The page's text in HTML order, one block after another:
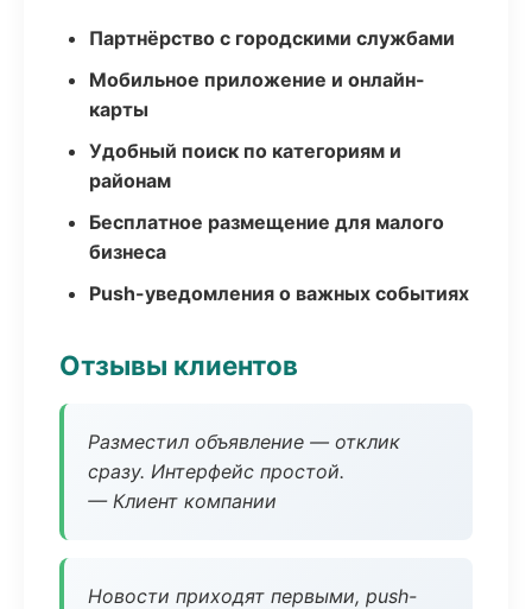
Партнёрство с городскими службами
Мобильное приложение и онлайн-
карты
Удобный поиск по категориям и
районам
Бесплатное размещение для малого
бизнеса
Push-уведомления о важных событиях
Отзывы клиентов
Разместил объявление — отклик
сразу. Интерфейс простой.
— Клиент компании
Новости приходят первыми, push-